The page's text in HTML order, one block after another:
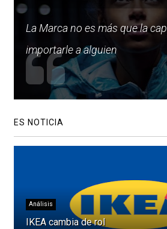
La Marca no es más que la
importarle a alguien
ES NOTICIA
Análisis
IKEA cambia de rol